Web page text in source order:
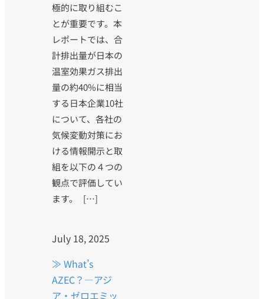
極的に取り組むこ
とが重要です。本
レポートでは、合
計排出量が日本の
温室効果ガス排出
量の約40%に相当
する日本企業10社
について、各社の
気候変動対策にお
ける情報開示と取
組を以下の４つの
観点で評価してい
ます。 […]
July 18, 2025
≫ What’s
AZEC？—アジ
ア・ゼロエミッ